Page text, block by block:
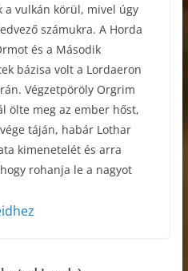
vulkán körül, mivel úgy
számukra. A Horda
és a Második
bázisa volt a Lordaeron
Végzetpöröly Orgrim
ölte meg az ember hőst,
táján, habár Lothar
kimenetelét és arra
rohanja le a nagyot